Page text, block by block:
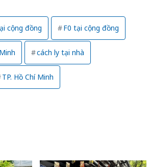
cộng đồng F0 tại cộng đồng
cách ly tại nhà
TP. Hồ Chí Minh